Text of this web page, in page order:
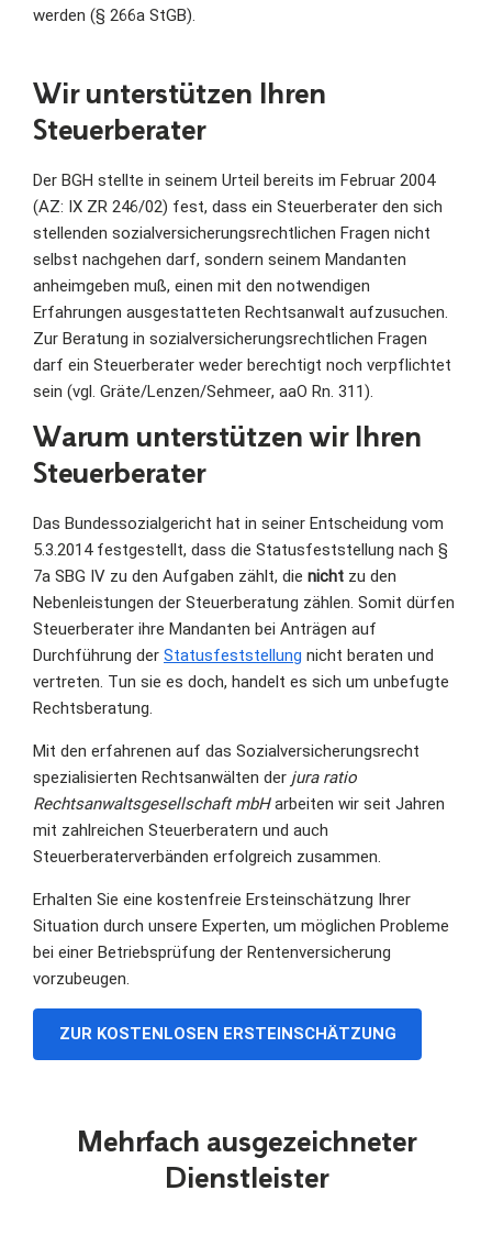
werden (§ 266a StGB).
Wir unterstützen Ihren
Steuerberater
Der BGH stellte in seinem Urteil bereits im Februar 2004
(AZ: IX ZR 246/02) fest, dass ein Steuerberater den sich
stellenden so­zialversicherungsrechtlichen Fragen nicht
selbst nachgehen darf, sondern sei­nem Mandanten
anheimgeben muß, einen mit den notwendigen
Erfahrungen ausgestatteten Rechtsanwalt aufzusuchen.
Zur Beratung in sozialversiche­rungsrechtlichen Fragen
darf ein Steuerberater weder berechtigt noch ver­pflichtet
sein (vgl. Gräte/Lenzen/Sehmeer, aaO Rn. 311).
Warum unterstützen wir Ihren
Steuerberater
Das Bundessozialgericht hat in seiner Entscheidung vom
5.3.2014 festgestellt, dass die Statusfeststellung nach §
7a SBG IV zu den Aufgaben zählt, die nicht zu den
Nebenleistungen der Steuerberatung zählen. Somit dürfen
Steuerberater ihre Mandanten bei Anträgen auf
Durchführung der Statusfeststellung nicht beraten und
vertreten. Tun sie es doch, handelt es sich um unbefugte
Rechtsberatung.
Mit den erfahrenen auf das Sozialversicherungsrecht
spezialisierten Rechtsanwälten der jura ratio
Rechtsanwaltsgesellschaft mbHarbeiten wir seit Jahren
mit zahlreichen Steuerberatern und auch
Steuerberaterverbänden erfolgreich zusammen.
Erhalten Sie eine kostenfreie Ersteinschätzung Ihrer
Situation durch unsere Experten, um möglichen Probleme
bei einer Betriebsprüfung der Rentenversicherung
vorzubeugen.
ZUR KOSTENLOSEN ERSTEINSCHÄTZUNG
Mehrfach ausgezeichneter
Dienstleister